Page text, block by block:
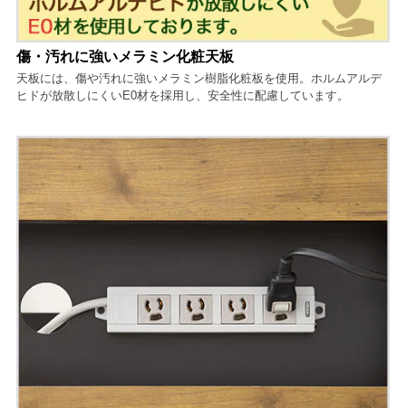
傷・汚れに強いメラミン化粧天板
天板には、傷や汚れに強いメラミン樹脂化粧板を使用。ホルムアルデ
ヒドが放散しにくいE0材を採用し、安全性に配慮しています。